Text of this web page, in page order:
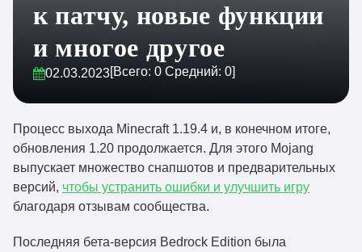
к патчу, новые функции
и многое другое
02.03.2023[Всего: 0 Средний: 0]
Процесс выхода Minecraft 1.19.4 и, в конечном итоге,
обновления 1.20 продолжается. Для этого Mojang
выпускает множество снапшотов и предварительных
версий, чтобы устранить ошибки и улучшить игру
благодаря отзывам сообщества.
Последняя бета-версия Bedrock Edition была